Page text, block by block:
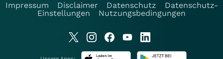
Impressum
Disclaimer Datenschutz
Datenschutz-
Einstellungen
Nutzungsbedingungen